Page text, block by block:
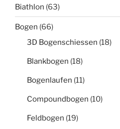
Biathlon (63)
Bogen (66)
3D Bogenschiessen (18)
Blankbogen (18)
Bogenlaufen (11)
Compoundbogen (10)
Feldbogen (19)